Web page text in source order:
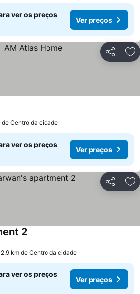
ver os preços
Ver preços
Partilhar
de Centro da cidade
ver os preços
Ver preços
Partilhar
2
2.9 km de Centro da cidade
ver os preços
Ver preços